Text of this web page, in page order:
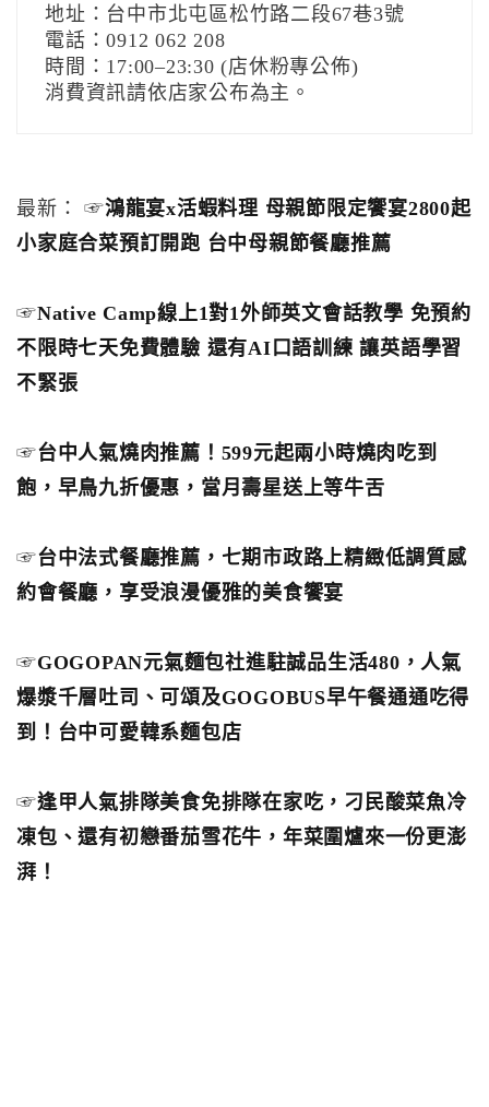
地址：台中市北屯區松竹路二段67巷3號
電話：0912 062 208
時間：17:00–23:30 (店休粉專公佈)
消費資訊請依店家公布為主。
最新： ☞鴻龍宴x活蝦料理 母親節限定饗宴2800起
小家庭合菜預訂開跑 台中母親節餐廳推薦
☞Native Camp線上1對1外師英文會話教學 免預約
不限時七天免費體驗 還有AI口語訓練 讓英語學習
不緊張
☞台中人氣燒肉推薦！599元起兩小時燒肉吃到
飽，早鳥九折優惠，當月壽星送上等牛舌
☞台中法式餐廳推薦，七期市政路上精緻低調質感
約會餐廳，享受浪漫優雅的美食饗宴
☞GOGOPAN元氣麵包社進駐誠品生活480，人氣
爆漿千層吐司、可頌及GOGOBUS早午餐通通吃得
到！台中可愛韓系麵包店
☞逢甲人氣排隊美食免排隊在家吃，刁民酸菜魚冷
凍包、還有初戀番茄雪花牛，年菜圍爐來一份更澎
湃！